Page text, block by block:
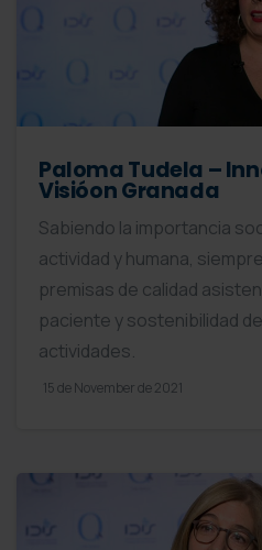
Paloma Tudela –
Visióon Granada
Sabiendo la importancia
actividad y humana,
premisas de calidad
paciente y sostenibilidad
actividades.
15 de November de 2021